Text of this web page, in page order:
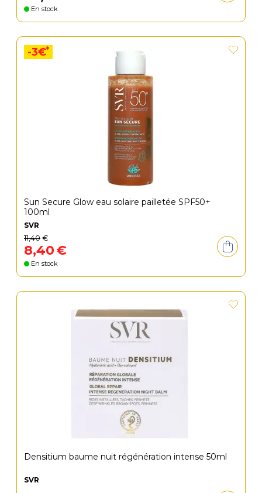
En stock
-3€*
Sun Secure Glow eau solaire pailletée SPF50+
100ml
SVR
11,40€
8,40€
En stock
Densitium baume nuit régénération intense 50ml
SVR